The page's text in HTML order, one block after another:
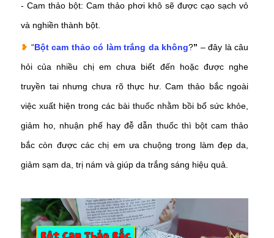
- Cam thảo bột: Cam thảo phơi khô sẽ được cạo sạch vỏ
và nghiền thành bột.
❥ “Bột cam thảo có làm trắng da không?” – đây là câu
hỏi của nhiều chị em chưa biết đến hoặc được nghe
truyền tai nhưng chưa rõ thực hư. Cam thảo bắc ngoài
việc xuất hiện trong các bài thuốc nhằm bồi bổ sức khỏe,
giảm ho, nhuận phế hay đễ dẫn thuốc thì bột cam thảo
bắc còn được các chị em ưa chuộng trong làm đẹp da,
giảm sạm da, trị nám và giúp da trắng sáng hiệu quả.